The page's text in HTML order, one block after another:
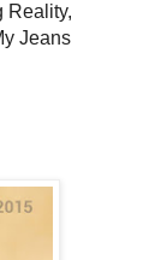
Reality,
Jeans